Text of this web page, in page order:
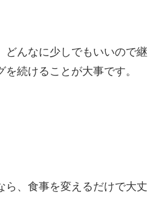
どんなに少しでもいいので継
続けることが大事です。
ら、食事を変えるだけで大丈